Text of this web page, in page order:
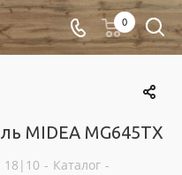
0
MIDEA MG645TX
18|10 - Каталог -